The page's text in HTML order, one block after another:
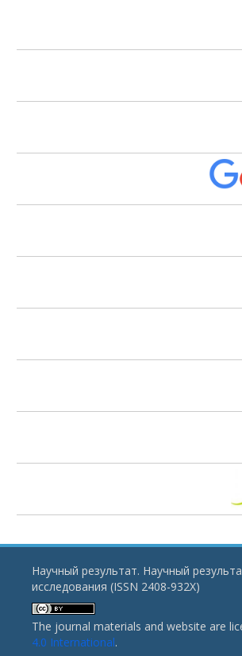
Научный результат. Научный
исследования (ISSN 2408-932X)
The journal materials and website are
4.0 International.